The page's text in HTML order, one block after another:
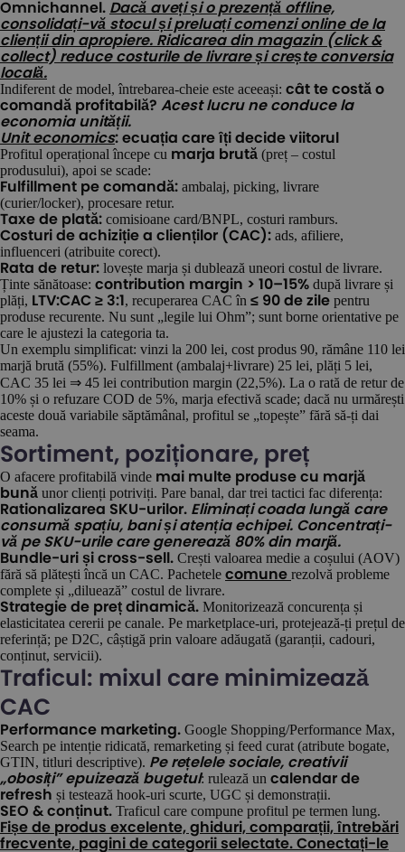
Omnichannel. Dacă aveți și o prezență offline,
consolidați-vă stocul și preluați comenzi online de la
clienții din apropiere. Ridicarea din magazin (click &
collect) reduce costurile de livrare și crește conversia
locală.
Indiferent de model, întrebarea-cheie este aceeași: cât te costă o
comandă profitabilă? Acest lucru ne conduce la
economia unității.
Unit economics: ecuația care îți decide viitorul
Profitul operațional începe cu marja brută (preț – costul
produsului), apoi se scade:
Fulfillment pe comandă: ambalaj, picking, livrare
(curier/locker), procesare retur.
Taxe de plată: comisioane card/BNPL, costuri ramburs.
Costuri de achiziție a clienților (CAC): ads, afiliere,
influenceri (atribuite corect).
Rata de retur: lovește marja și dublează uneori costul de livrare.
Ținte sănătoase: contribution margin > 10–15% după livrare și
plăți, LTV:CAC ≥ 3:1 , recuperarea CAC în ≤ 90 de zile pentru
produse recurente. Nu sunt „legile lui Ohm”; sunt borne orientative pe
care le ajustezi la categoria ta.
Un exemplu simplificat: vinzi la 200 lei, cost produs 90, rămâne 110 lei
marjă brută (55%). Fulfillment (ambalaj+livrare) 25 lei, plăți 5 lei,
CAC 35 lei ⇒ 45 lei contribution margin (22,5%). La o rată de retur de
10% și o refuzare COD de 5%, marja efectivă scade; dacă nu urmărești
aceste două variabile săptămânal, profitul se „topește” fără să-ți dai
seama.
Sortiment, poziționare, preț
O afacere profitabilă vinde mai multe produse cu marjă
bună unor clienți potriviți. Pare banal, dar trei tactici fac diferența:
Rationalizarea SKU-urilor. Eliminați coada lungă care
consumă spațiu, bani și atenția echipei. Concentrați-
vă pe SKU-urile care generează 80% din marjă.
Bundle-uri și cross-sell. Crești valoarea medie a coșului (AOV)
fără să plătești încă un CAC. Pachetele comune rezolvă probleme
complete și „diluează” costul de livrare.
Strategie de preț dinamică. Monitorizează concurența și
elasticitatea cererii pe canale. Pe marketplace-uri, protejează-ți prețul de
referință; pe D2C, câștigă prin valoare adăugată (garanții, cadouri,
conținut, servicii).
Traficul: mixul care minimizează
CAC
Performance marketing. Google Shopping/Performance Max,
Search pe intenție ridicată, remarketing și feed curat (atribute bogate,
GTIN, titluri descriptive). Pe rețelele sociale, creativii
„obosiți” epuizează bugetul: rulează un calendar de
refresh și testează hook-uri scurte, UGC și demonstrații.
SEO & conținut. Traficul care compune profitul pe termen lung.
Fișe de produs excelente, ghiduri, comparații, întrebări
frecvente, pagini de categorii selectate. Conectați-le